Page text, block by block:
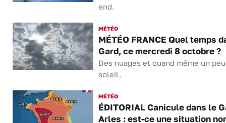
end.
MÉTÉO
MÉTÉO FRANCE Quel temps
Gard, ce mercredi 8 octobre ?
Des nuages et quand même un
soleil.
MÉTÉO
ÉDITORIAL Canicule dans le
Arles : est-ce une situation